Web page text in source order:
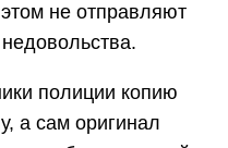
не отправляют
полиции копию
а сам оригинал